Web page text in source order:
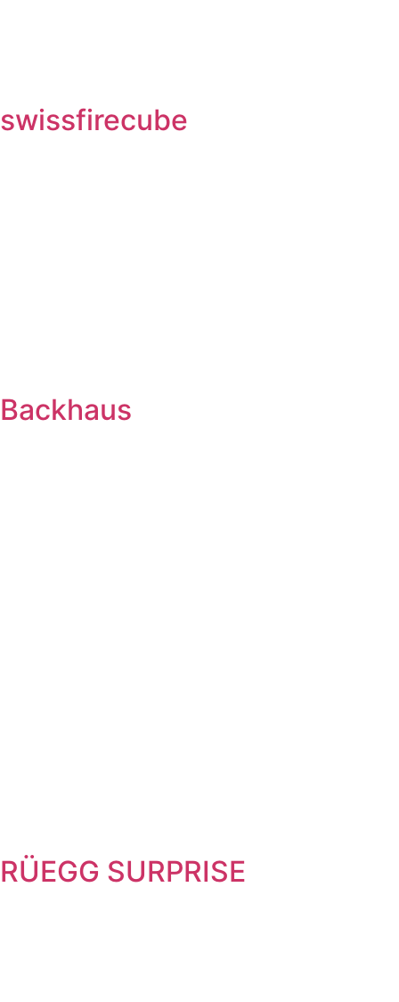
swissfirecube
Backhaus
RÜEGG SURPRISE